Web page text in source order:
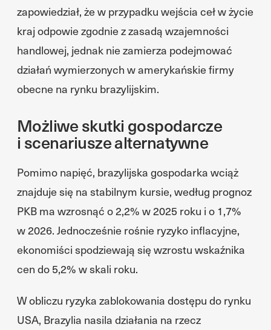
zapowiedział, że w przypadku wejścia ceł w życie
kraj odpowie zgodnie z zasadą wzajemności
handlowej, jednak nie zamierza podejmować
działań wymierzonych w amerykańskie firmy
obecne na rynku brazylijskim.
Możliwe skutki gospodarcze
i scenariusze alternatywne
Pomimo napięć, brazylijska gospodarka wciąż
znajduje się na stabilnym kursie, według prognoz
PKB ma wzrosnąć o 2,2% w 2025 roku i o 1,7%
w 2026. Jednocześnie rośnie ryzyko inflacyjne,
ekonomiści spodziewają się wzrostu wskaźnika
cen do 5,2% w skali roku.
W obliczu ryzyka zablokowania dostępu do rynku
USA, Brazylia nasila działania na rzecz